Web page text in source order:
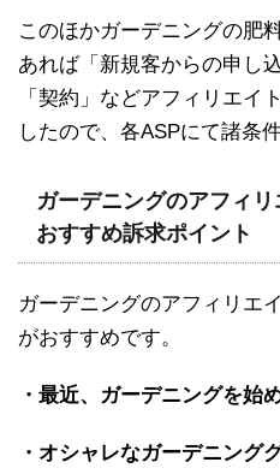
このほかガーデニングの肥
あれば「新規客からの申し
「契約」などアフィリエイ
したので、各ASPにて諸条
ガーデニングのアフィ
おすすめ訴求ポイント
ガーデニングのアフィリエ
がおすすめです。
・最近、ガーデニングを始
・オシャレなガーデニング